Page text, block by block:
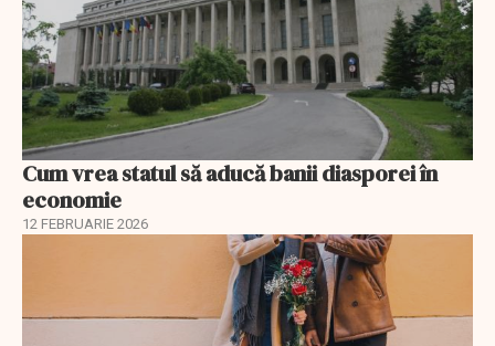
Cum vrea statul să aducă banii diasporei în
economie
12 FEBRUARIE 2026